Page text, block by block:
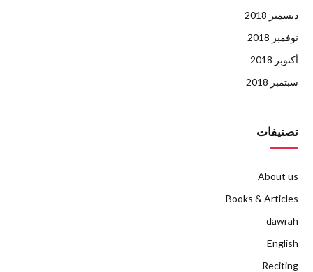
ديسمبر 2018
نوفمبر 2018
أكتوبر 2018
سبتمبر 2018
تصنيفات
About us
Books & Articles
dawrah
English
Reciting